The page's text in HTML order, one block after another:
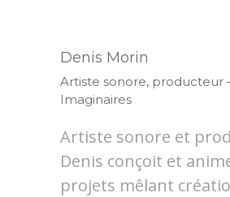
Denis Morin
Artiste sonore, producteur
Imaginaires
Artiste sonore et
Denis conçoit et
projets mêlant